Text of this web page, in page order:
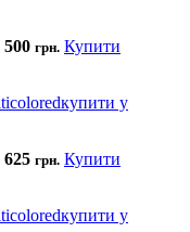
500 грн. Купити
625 грн. Купити